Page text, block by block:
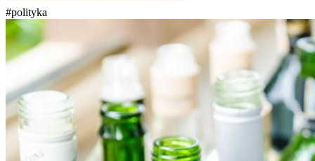
#polityka